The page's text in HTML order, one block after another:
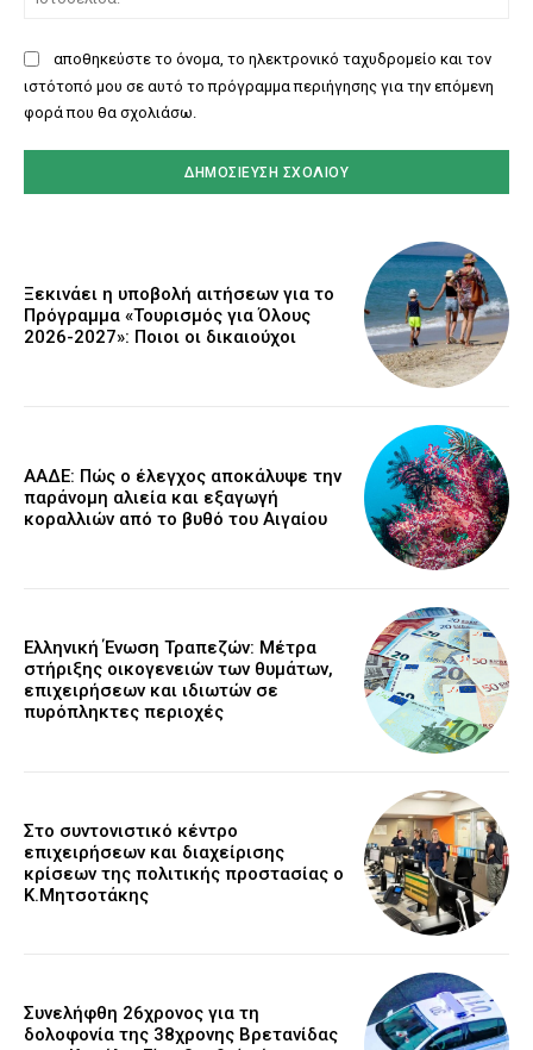
αποθηκεύστε το όνομα, το ηλεκτρονικό ταχυδρομείο και τον
ιστότοπό μου σε αυτό το πρόγραμμα περιήγησης για την επόμενη
φορά που θα σχολιάσω.
Ξεκινάει η υποβολή αιτήσεων για το
Πρόγραμμα «Τουρισμός για Όλους
2026-2027»: Ποιοι οι δικαιούχοι
ΑΑΔΕ: Πώς ο έλεγχος αποκάλυψε την
παράνομη αλιεία και εξαγωγή
κοραλλιών από το βυθό του Αιγαίου
Ελληνική Ένωση Τραπεζών: Μέτρα
στήριξης οικογενειών των θυμάτων,
επιχειρήσεων και ιδιωτών σε
πυρόπληκτες περιοχές
Στο συντονιστικό κέντρο
επιχειρήσεων και διαχείρισης
κρίσεων της πολιτικής προστασίας ο
Κ.Μητσοτάκης
Συνελήφθη 26χρονος για τη
δολοφονία της 38χρονης Βρετανίδας